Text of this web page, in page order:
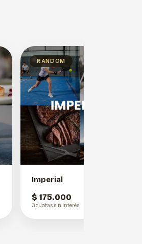
RANDOM
Imperial
$ 175.000
3 cuotas sin interés